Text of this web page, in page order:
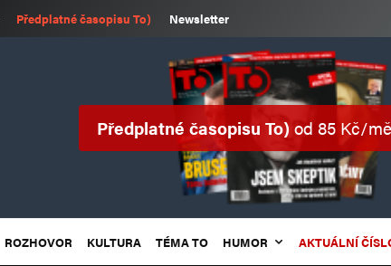
Předplatné časopisu To) Newsletter
Předplatné časopisu To)od 85 Kč/
ROZHOVOR KULTURA TÉMA TO HUMOR AKTUÁLNÍ